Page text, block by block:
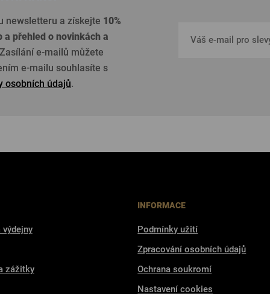
newsletteru a získejte 10%
a přehled o novinkách a
Zasílání e-mailů můžete
e-mailu souhlasíte s
osobních údajů.
výdejny
zážitky
INFORMACE
Podmínky užití
Zpracování osobních údajů
Ochrana soukromí
Nastavení cookies